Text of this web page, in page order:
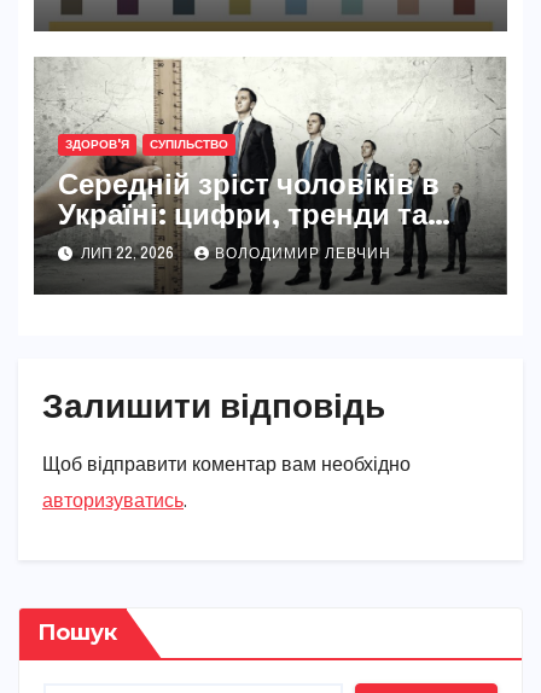
ЗДОРОВ'Я СУПІЛЬСТВО
Середній зріст чоловіків в
Україні: цифри, тренди та
реальність 2026
ЛИП 22, 2026 ВОЛОДИМИР ЛЕВЧИН
Залишити відповідь
Щоб відправити коментар вам необхідно
авторизуватись.
Пошук